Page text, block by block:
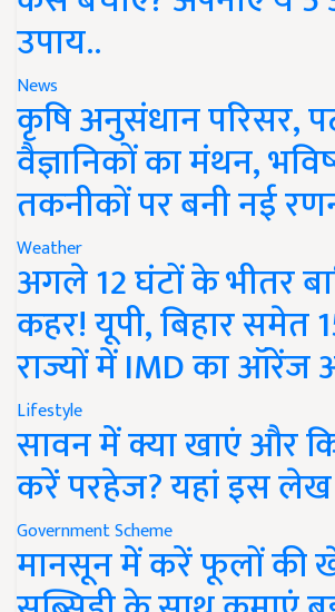
उपाय..
News
कृषि अनुसंधान परिसर,
वैज्ञानिकों का मंथन,
तकनीकों पर बनी नई
Weather
अगले 12 घंटों के भीतर
कहर! यूपी, बिहार समेत
राज्यों में IMD का ऑरेंज
Lifestyle
सावन में क्या खाएं और
करें परहेज? यहां इस लेख
Government Scheme
मानसून में करें फूलों की